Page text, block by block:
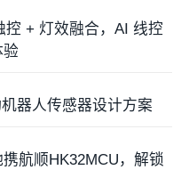
控 + 灯效融合，AI 线控
验
器人传感器设计方案
航顺HK32MCU，解锁